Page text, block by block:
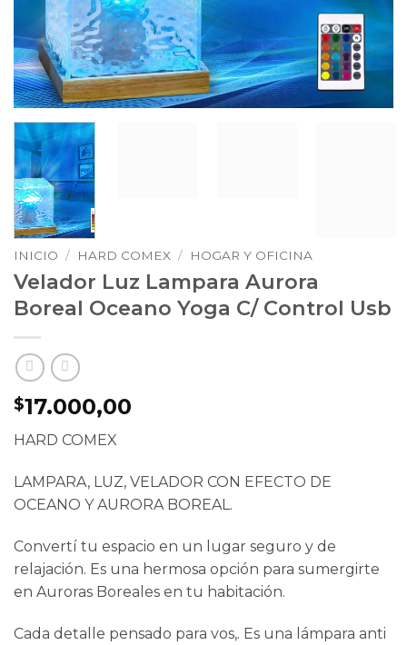
INICIO / HARD COMEX / HOGAR Y OFICINA
Velador Luz Lampara Aurora
Boreal Oceano Yoga C/ Control Usb
$17.000,00
HARD COMEX
LAMPARA, LUZ, VELADOR CON EFECTO DE
OCEANO Y AURORA BOREAL.
Convertí tu espacio en un lugar seguro y de
relajación. Es una hermosa opción para sumergirte
en Auroras Boreales en tu habitación.
Cada detalle pensado para vos,. Es una lámpara anti